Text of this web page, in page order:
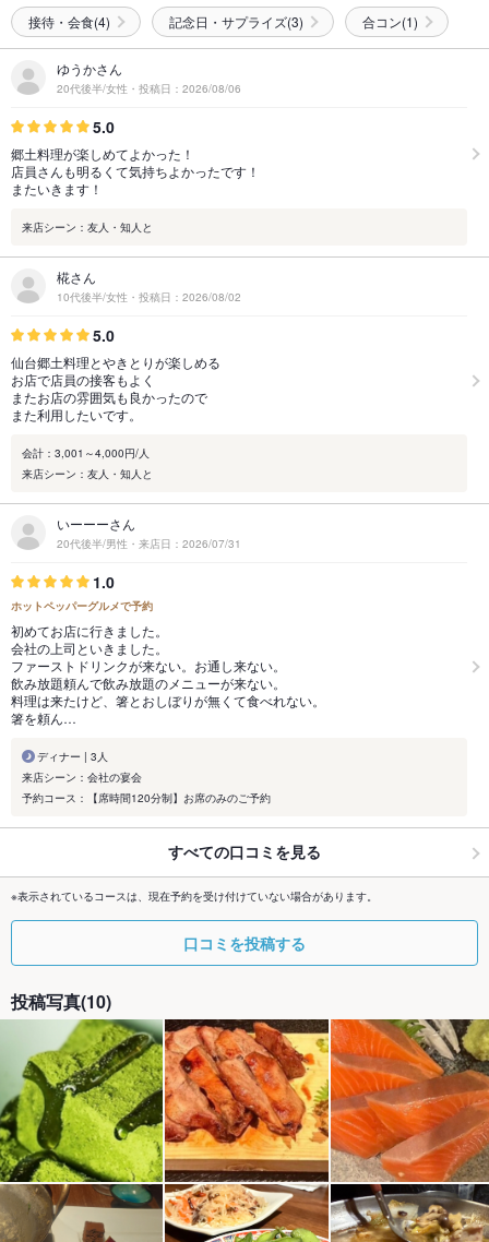
接待・会食(4) 記念日・サプライズ(3) 合コン(1)
ゆうかさん
20代後半/女性・投稿日：2026/08/06
5.0
郷土料理が楽しめてよかった！
店員さんも明るくて気持ちよかったです！
またいきます！
来店シーン：友人・知人と
椛さん
10代後半/女性・投稿日：2026/08/02
5.0
仙台郷土料理とやきとりが楽しめる
お店で店員の接客もよく
またお店の雰囲気も良かったので
また利用したいです。
会計：3,001～4,000円/人
来店シーン：友人・知人と
いーーーさん
20代後半/男性・来店日：2026/07/31
1.0
ホットペッパーグルメで予約
初めてお店に行きました。
会社の上司といきました。
ファーストドリンクが来ない。お通し来ない。
飲み放題頼んで飲み放題のメニューが来ない。
料理は来たけど、箸とおしぼりが無くて食べれない。
箸を頼ん…
ディナー | 3人
来店シーン：会社の宴会
予約コース：【席時間120分制】お席のみのご予約
すべての口コミを見る
※表示されているコースは、現在予約を受け付けていない場合があります。
口コミを投稿する
投稿写真(10)